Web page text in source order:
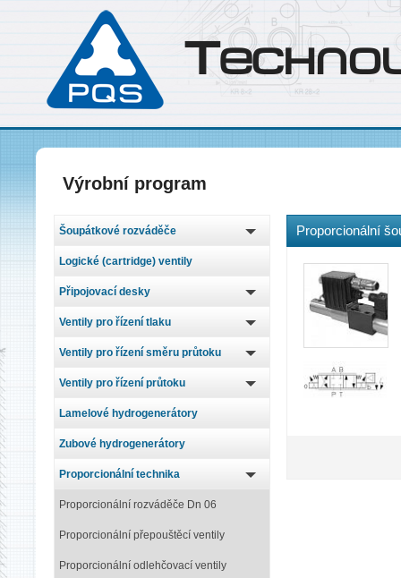
T
Výrobní program
Šoupátkové rozváděče
Logické (cartridge) ventily
Připojovací desky
Ventily pro řízení tlaku
Ventily pro řízení směru průtoku
Ventily pro řízení průtoku
Lamelové hydrogenerátory
Zubové hydrogenerátory
Proporcionální technika
Proporcionální rozváděče Dn 06
Proporcionální přepouštěcí ventily
Proporcionální odlehčovací ventily
Proporcionální